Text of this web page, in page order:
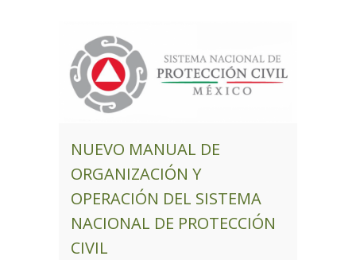
NUEVO MANUAL DE
ORGANIZACIÓN Y
OPERACIÓN DEL SISTEMA
NACIONAL DE PROTECCIÓN
CIVIL